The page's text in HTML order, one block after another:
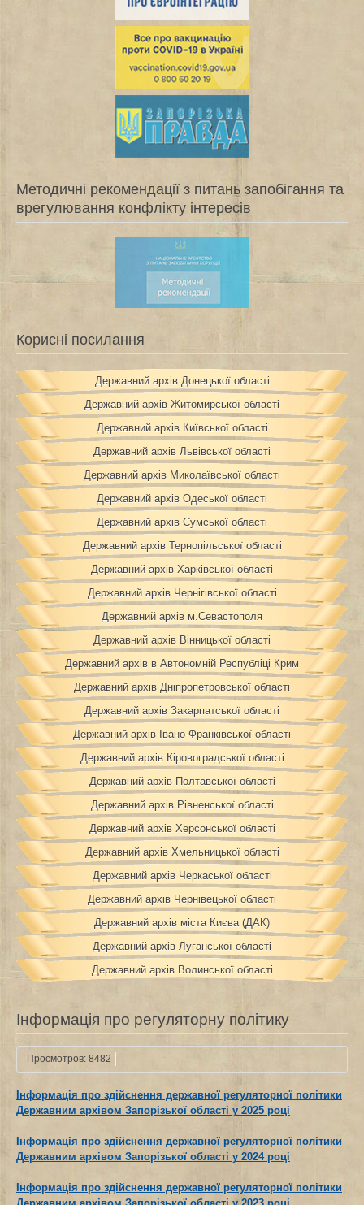
Методичні рекомендації з питань запобігання та
врегулювання конфлікту інтересів
Корисні посилання
Державний архів Донецької області
Державний архів Житомирської області
Державний архів Київської області
Державний архів Львівської області
Державний архів Миколаївської області
Державний архів Одеської області
Державний архів Сумської області
Державний архів Тернопільської області
Державний архів Харківської області
Державний архів Чернігівської області
Державний архів м.Севастополя
Державний архів Вінницької області
Державний архів в Автономній Республіці Крим
Державний архів Дніпропетровської області
Державний архів Закарпатської області
Державний архів Івано-Франківської області
Державний архів Кіровоградської області
Державний архів Полтавської області
Державний архів Рівненської області
Державний архів Херсонської області
Державний архів Хмельницької області
Державний архів Черкаської області
Державний архів Чернівецької області
Державний архів міста Києва (ДАК)
Державний архів Луганської області
Державний архів Волинської області
Інформація про регуляторну політику
Просмотров: 8482
Інформація про здійснення державної регуляторної політики
Державним архівом Запорізької області у 2025 році
Інформація про здійснення державної регуляторної політики
Державним архівом Запорізької області у 2024 році
Інформація про здійснення державної регуляторної політики